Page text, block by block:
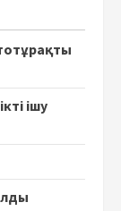
ішу